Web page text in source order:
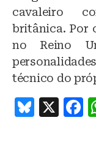
cavaleiro
britânica. Por
no Reino
técnico do
B
X
F